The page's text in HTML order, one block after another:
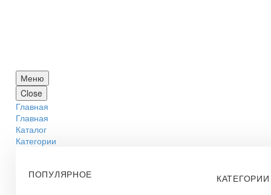
Меню
Close
Главная
Главная
Каталог
Категории
ПОПУЛЯРНОЕ
КАТЕГОРИИ